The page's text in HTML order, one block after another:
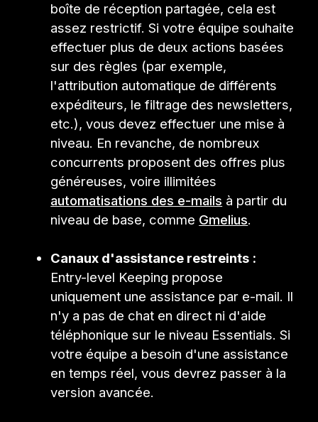
boîte de réception partagée, cela est
assez restrictif. Si votre équipe souhaite
effectuer plus de deux actions basées
sur des règles (par exemple,
l'attribution automatique de différents
expéditeurs, le filtrage des newsletters,
etc.), vous devez effectuer une mise à
niveau. En revanche, de nombreux
concurrents proposent des offres plus
généreuses, voire illimitées
automatisations des e-mails à partir du
niveau de base, comme Gmelius.
Canaux d'assistance restreints :
Entry-level Keeping propose
uniquement une assistance par e-mail. Il
n'y a pas de chat en direct ni d'aide
téléphonique sur le niveau Essentials. Si
votre équipe a besoin d'une assistance
en temps réel, vous devrez passer à la
version avancée.